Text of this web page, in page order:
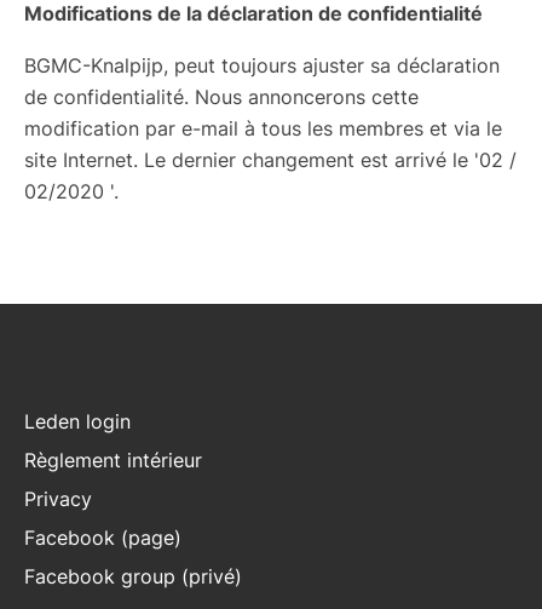
Modifications de la déclaration de confidentialité
BGMC-Knalpijp, peut toujours ajuster sa déclaration
de confidentialité. Nous annoncerons cette
modification par e-mail à tous les membres et via le
site Internet. Le dernier changement est arrivé le '02 /
02/2020 '.
Leden login
Règlement intérieur
Privacy
Facebook (page)
Facebook group (privé)